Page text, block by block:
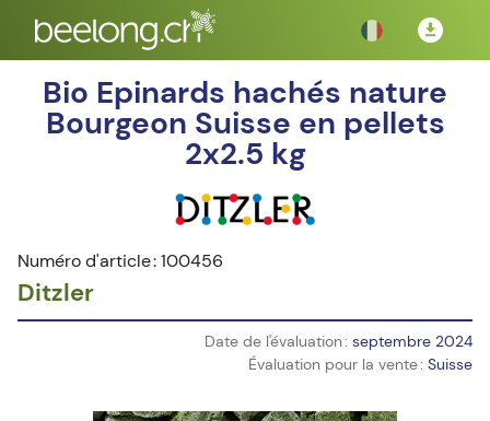
Bio Epinards hachés nature
Bourgeon Suisse en pellets
2x2.5 kg
Numéro d'article : 100456
Ditzler
Date de l'évaluation : septembre 2024
Évaluation pour la vente : Suisse